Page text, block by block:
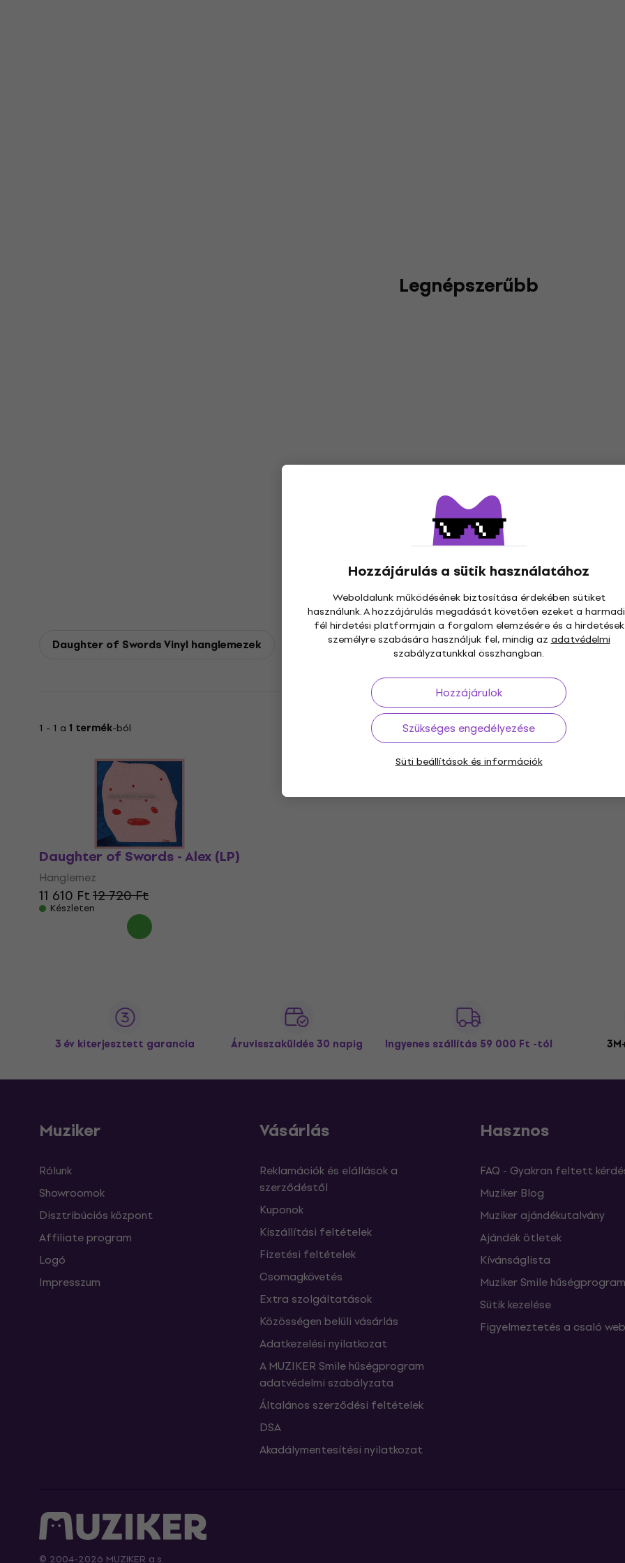
Hozzájárulás a sütik használatához
Weboldalunk működésének biztosítása érdekében sütiket
használunk. A hozzájárulás megadását követően ezeket a
fél hirdetési platformjain a forgalom elemzésére és a hirdetések
személyre szabására használjuk fel, mindig azadatvédelmi
szabályzatunkkal összhangban.
Hozzájárulok
Szükséges engedélyezése
Süti beállítások és információk
Legnépszerűbb
Daughter of Swords Vinyl hanglemezek
1 - 1 a 1 termék-ból
Daughter of Swords - Alex (LP)
Hanglemez
11 610 Ft12 720 Ft
Készleten
3 év kiterjesztett garancia Áruvisszaküldés 30 napig Ingyenes szállítás 59 000 Ft -tól
Muziker
Rólunk
Showroomok
Disztribúciós központ
Affiliate program
Logó
Impresszum
Vásárlás
Reklamációk és elállások a
szerződéstől
Kuponok
Kiszállítási feltételek
Fizetési feltételek
Csomagkövetés
Extra szolgáltatások
Közösségen belüli vásárlás
Adatkezelési nyilatkozat
A MUZIKER Smile hűségprogram
adatvédelmi szabályzata
Általános szerződési feltételek
DSA
Akadálymentesítési nyilatkozat
Hasznos
FAQ - Gyakran feltett
Muziker Blog
Muziker ajándékutalvány
Ajándék ötletek
Kívánságlista
Muziker Smile hűségprogram
Sütik kezelése
Figyelmeztetés a csaló
© 2004-2026 MUZIKER a.s.